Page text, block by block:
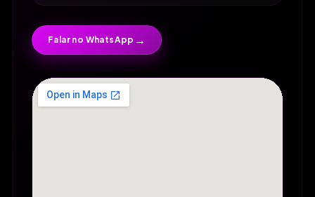
Falar no WhatsApp →